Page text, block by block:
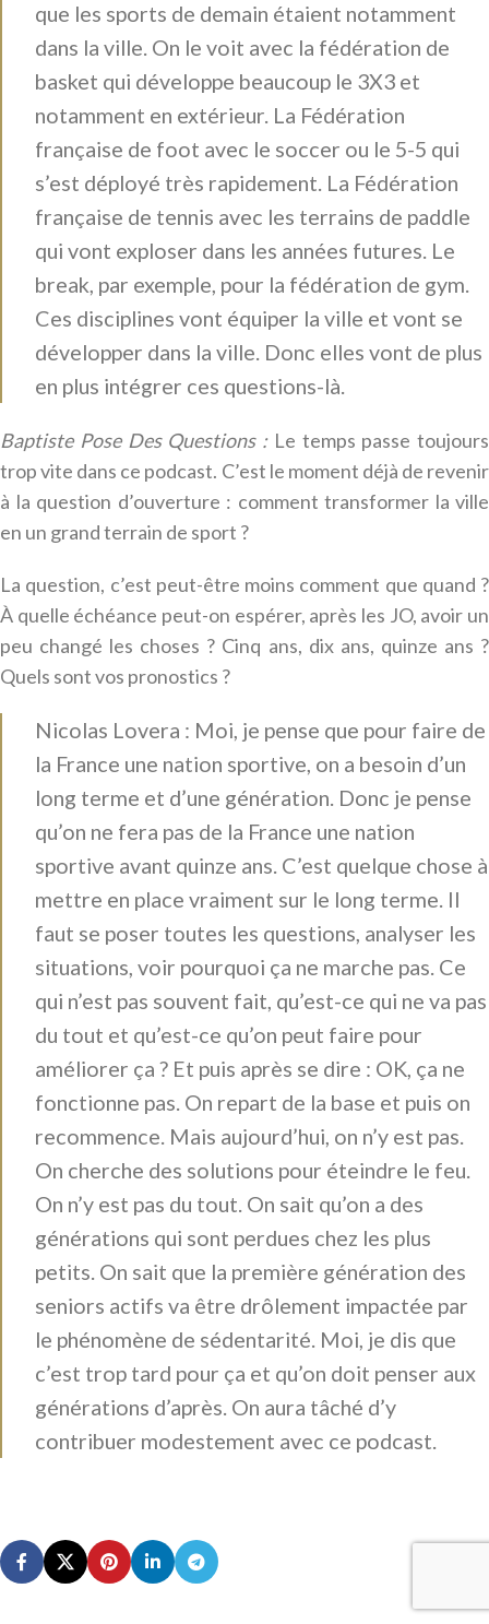
que les sports de demain étaient notamment
dans la ville. On le voit avec la fédération de
basket qui développe beaucoup le 3X3 et
notamment en extérieur. La Fédération
française de foot avec le soccer ou le 5-5 qui
s’est déployé très rapidement. La Fédération
française de tennis avec les terrains de paddle
qui vont exploser dans les années futures. Le
break, par exemple, pour la fédération de gym.
Ces disciplines vont équiper la ville et vont se
développer dans la ville. Donc elles vont de plus
en plus intégrer ces questions-là.
Baptiste Pose Des Questions :Le temps passe toujours
trop vite dans ce podcast. C’est le moment déjà de revenir
à la question d’ouverture : comment transformer la ville
en un grand terrain de sport ?
La question, c’est peut-être moins comment que quand ?
À quelle échéance peut-on espérer, après les JO, avoir un
peu changé les choses ? Cinq ans, dix ans, quinze ans ?
Quels sont vos pronostics ?
Nicolas Lovera : Moi, je pense que pour faire de
la France une nation sportive, on a besoin d’un
long terme et d’une génération. Donc je pense
qu’on ne fera pas de la France une nation
sportive avant quinze ans. C’est quelque chose à
mettre en place vraiment sur le long terme. Il
faut se poser toutes les questions, analyser les
situations, voir pourquoi ça ne marche pas. Ce
qui n’est pas souvent fait, qu’est-ce qui ne va pas
du tout et qu’est-ce qu’on peut faire pour
améliorer ça ? Et puis après se dire : OK, ça ne
fonctionne pas. On repart de la base et puis on
recommence. Mais aujourd’hui, on n’y est pas.
On cherche des solutions pour éteindre le feu.
On n’y est pas du tout. On sait qu’on a des
générations qui sont perdues chez les plus
petits. On sait que la première génération des
seniors actifs va être drôlement impactée par
le phénomène de sédentarité. Moi, je dis que
c’est trop tard pour ça et qu’on doit penser aux
générations d’après. On aura tâché d’y
contribuer modestement avec ce podcast.